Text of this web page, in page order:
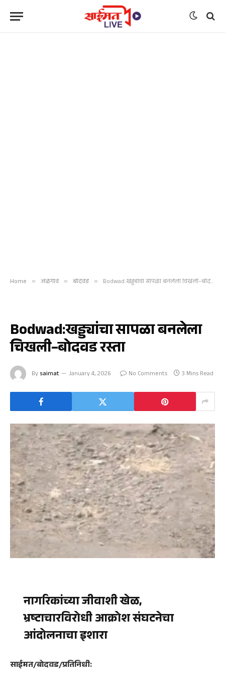
Home » जळगाव » बोदवड » Bodwad:खड्ड्यांचा सापळा बनलेला चिखली–बोदवड रस्ता
Bodwad:खड्ड्यांचा सापळा बनलेला
चिखली–बोदवड रस्ता
By saimat January 4, 2026 No Comments 3 Mins Read
नागरिकांच्या जीवाशी खेळ,
भ्रष्टाचारविरोधी आक्रोश संघटनेचा
आंदोलनाचा इशारा
साईमत/बोदवड/प्रतिनिधी: